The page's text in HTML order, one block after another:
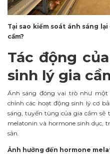
Tại sao kiểm soát ánh sáng
cầm?
Tác động
sinh lý gia
Ánh sáng đóng vai trò như một
chỉnh các hoạt động sinh lý cơ
sáng, tuyến tùng của gia cầm
melatonin và hormone sinh dục,
sản.
Ảnh hưởng đến hormone